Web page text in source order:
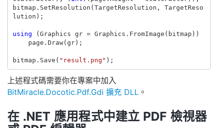
bitmap . SetResolution ( TargetResolution ,
TargetReso
lution );
using ( Graphics gr = Graphics . FromImage ( bitmap ))
page . Draw( gr);
bitmap . Save ( "result.png" );
上述程式碼需要你在專案中加入
BitMiracle.Docotic.Pdf.Gdi 擴充 DLL 。
在 .NET 應用程式中建立 PDF 檢視器